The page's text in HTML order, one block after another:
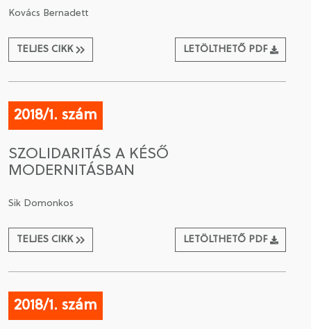
Kovács Bernadett
TELJES CIKK LETÖLTHETŐ PDF
2018/1. szám
SZOLIDARITÁS A KÉSŐ
MODERNITÁSBAN
Sik Domonkos
TELJES CIKK LETÖLTHETŐ PDF
2018/1. szám